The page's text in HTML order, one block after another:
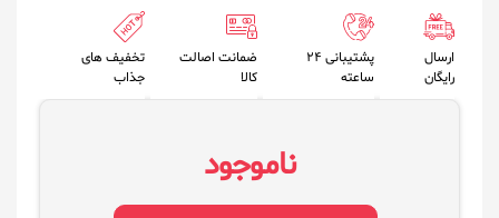
ارسال
رایگان
پشتیبانی 24
ساعته
ضمانت اصالت
کالا
تخفیف های
جذاب
ناموجود